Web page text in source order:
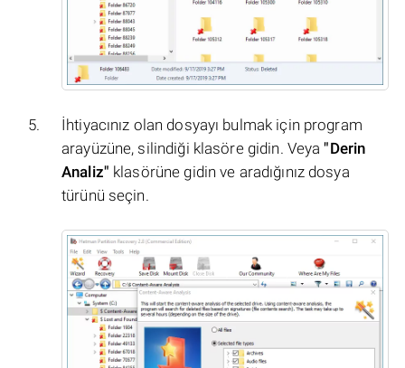
İhtiyacınız olan dosyayı bulmak için program
arayüzüne, silindiği klasöre gidin. Veya"Derin
Analiz" klasörüne gidin ve aradığınız dosya
türünü seçin.